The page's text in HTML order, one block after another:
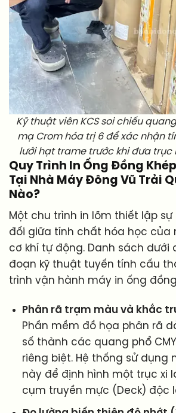
Kỹ thuật viên KCS soi chiếu
mạ Crom hóa trị 6 để xác nhận
lưới hạt trame trước khi đưa trục
Quy Trình In Ống Đồng
Tại Nhà Máy Đông Vũ Trải
Nào?
Một chu trình in lõm thiết lập
đối giữa tính chất hóa học của
cơ khí tự động. Danh sách dưới
đoạn kỹ thuật tuyến tính cấu
trình vận hành máy in ống đồng
Phân rã trạm màu và khắc
Phần mềm đồ họa phân rã
số thành các quang phổ
riêng biệt. Hệ thống sử dụng
này để định hình một trục xi
cụm truyền mực (Deck) độc